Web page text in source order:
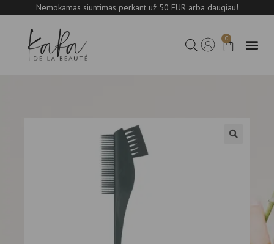
Nemokamas siuntimas perkant už 50 EUR arba daugiau!
0